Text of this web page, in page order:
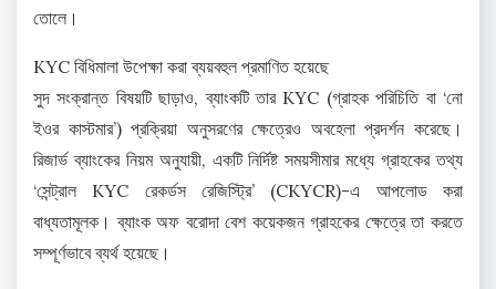
তোলে।
KYC বিধিমালা উপেক্ষা করা ব্যয়বহুল প্রমাণিত হয়েছে
সুদ সংক্রান্ত বিষয়টি ছাড়াও, ব্যাংকটি তার KYC (গ্রাহক পরিচিতি বা ‘নো
ইওর কাস্টমার’) প্রক্রিয়া অনুসরণের ক্ষেত্রেও অবহেলা প্রদর্শন করেছে।
রিজার্ভ ব্যাংকের নিয়ম অনুযায়ী, একটি নির্দিষ্ট সময়সীমার মধ্যে গ্রাহকের তথ্য
‘সেন্ট্রাল KYC রেকর্ডস রেজিস্ট্রি’ (CKYCR)-এ আপলোড করা
বাধ্যতামূলক। ব্যাংক অফ বরোদা বেশ কয়েকজন গ্রাহকের ক্ষেত্রে তা করতে
সম্পূর্ণভাবে ব্যর্থ হয়েছে।